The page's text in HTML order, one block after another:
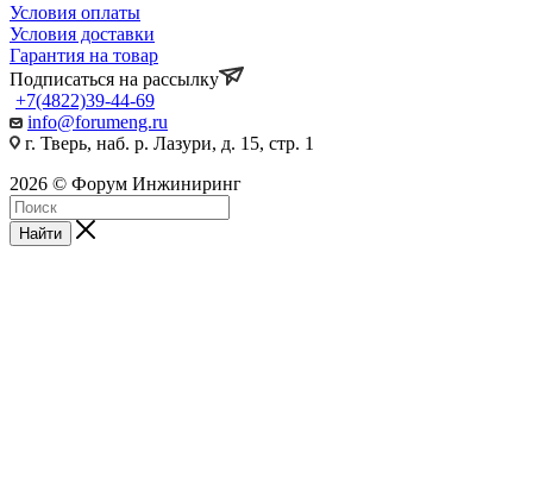
Условия оплаты
Условия доставки
Гарантия на товар
Подписаться на рассылку
+7(4822)39-44-69
info@forumeng.ru
г. Тверь, наб. р. Лазури, д. 15, стр. 1
2026 © Форум Инжиниринг
Найти